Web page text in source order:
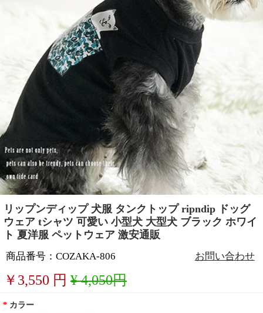
リップンディップ 犬服 タンクトップ ripndip ドッグ
ウェア tシャツ 可愛い 小型犬 大型犬 ブラック ホワイ
ト 夏洋服 ペットウェア 激安通販
商品番号：COZAKA-806 お問い合わせ
￥ 3,550 円 ¥ 4,050円
* カラー